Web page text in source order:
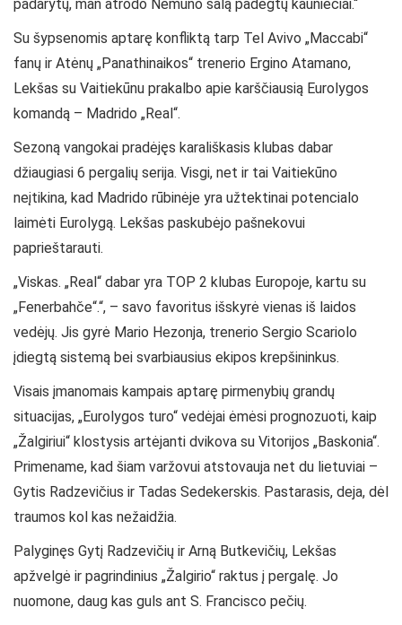
padarytų, man atrodo Nemuno salą padegtų kauniečiai.“
Su šypsenomis aptarę konfliktą tarp Tel Avivo „Maccabi“
fanų ir Atėnų „Panathinaikos“ trenerio Ergino Atamano,
Lekšas su Vaitiekūnu prakalbo apie karščiausią Eurolygos
komandą – Madrido „Real“.
Sezoną vangokai pradėjęs karališkasis klubas dabar
džiaugiasi 6 pergalių serija. Visgi, net ir tai Vaitiekūno
neįtikina, kad Madrido rūbinėje yra užtektinai potencialo
laimėti Eurolygą. Lekšas paskubėjo pašnekovui
paprieštarauti.
„Viskas. „Real“ dabar yra TOP 2 klubas Europoje, kartu su
„Fenerbahče“.“, – savo favoritus išskyrė vienas iš laidos
vedėjų. Jis gyrė Mario Hezonja, trenerio Sergio Scariolo
įdiegtą sistemą bei svarbiausius ekipos krepšininkus.
Visais įmanomais kampais aptarę pirmenybių grandų
situacijas, „Eurolygos turo“ vedėjai ėmėsi prognozuoti, kaip
„Žalgiriui“ klostysis artėjanti dvikova su Vitorijos „Baskonia“.
Primename, kad šiam varžovui atstovauja net du lietuviai –
Gytis Radzevičius ir Tadas Sedekerskis. Pastarasis, deja, dėl
traumos kol kas nežaidžia.
Palyginęs Gytį Radzevičių ir Arną Butkevičių, Lekšas
apžvelgė ir pagrindinius „Žalgirio“ raktus į pergalę. Jo
nuomone, daug kas guls ant S. Francisco pečių.